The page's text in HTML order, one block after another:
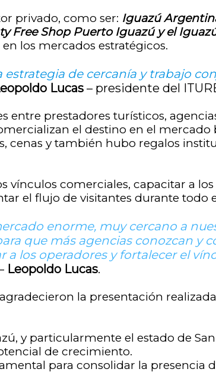
privado, como ser: Iguazú
Free Shop Puerto Iguazú y el
los mercados estratégicos.
de cercanía y trabajo
Lucas – presidente del
prestadores turísticos,
el destino en el mercado
cenas y también hubo regalos
comerciales, capacitar a
el flujo de visitantes durante todo
enorme, muy cercano a
que más agencias conozcan y
los operadores y fortalecer el
Leopoldo Lucas.
la presentación
y particularmente el estado de
de crecimiento.
para consolidar la presencia